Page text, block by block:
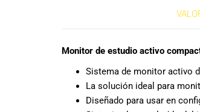
equipo de
audio
adecuado para
ti, y ofrecerte el
Monitor de estudio activo
Sistema de monitor activo
La solución ideal para
Diseñado para usar en